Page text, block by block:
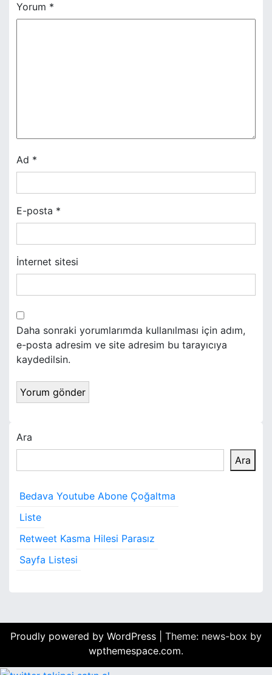
e
e
s
i
Yorum *
Ad *
E-posta *
İnternet sitesi
Daha sonraki yorumlarımda kullanılması için adım,
e-posta adresim ve site adresim bu tarayıcıya
kaydedilsin.
Ara
Ara
Bedava Youtube Abone Çoğaltma
Liste
Retweet Kasma Hilesi Parasız
Sayfa Listesi
Proudly powered by WordPress
Theme: news-box by
wpthemespace.com.